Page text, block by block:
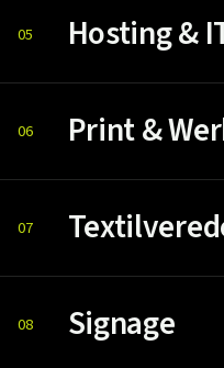
05 Hosting &
06 Print &
07
08 Signage